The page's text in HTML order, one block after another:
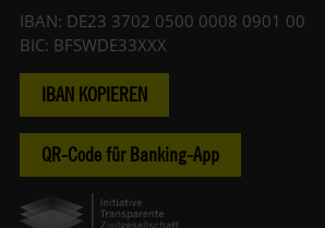
IBAN: DE23 3702 0500 0008 0901 00
BIC: BFSWDE33XXX
IBAN KOPIEREN
QR-Code für Banking-App